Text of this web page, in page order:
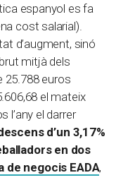
espanyol es fa
cost salarial).
d’augment, sinó
mitjà dels
25.788 euros
el mateix
l’any el darrer
d’un 3,17%
en dos
de negocis EADA,